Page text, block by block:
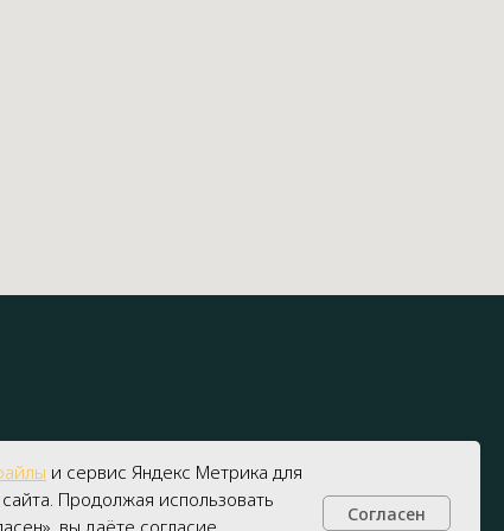
Получить консультацию
и сервис Яндекс Метрика для
Продолжая использовать
вы даёте согласие
Согласен